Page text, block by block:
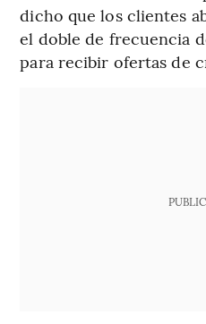
dicho que los clientes
el doble de frecuencia
para recibir ofertas de